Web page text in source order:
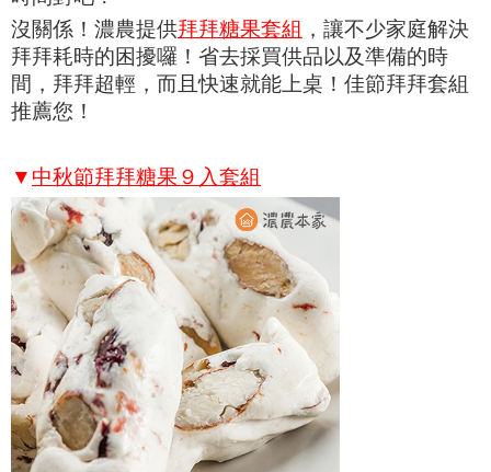
沒關係！濃農提供拜拜糖果套組 ，讓不少家庭解決
拜拜耗時的困擾囉！省去採買供品以及準備的時
間，拜拜超輕，而且快速就能上桌！ 佳節拜拜套組
推薦您！
▼ 中秋節拜拜糖果９入套組